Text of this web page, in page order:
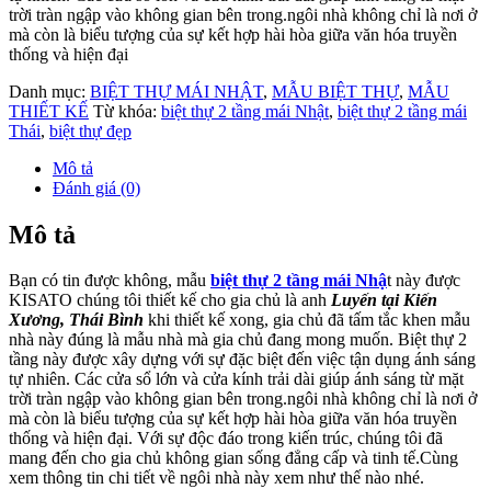
trời tràn ngập vào không gian bên trong.ngôi nhà không chỉ là nơi ở
mà còn là biểu tượng của sự kết hợp hài hòa giữa văn hóa truyền
thống và hiện đại
Danh mục: BIỆT THỰ MÁI NHẬT, MẪU BIỆT THỰ, MẪU
THIẾT KẾ Từ khóa: biệt thự 2 tầng mái Nhật, biệt thự 2 tầng mái
Thái, biệt thự đẹp
Mô tả
Đánh giá (0)
Mô tả
Bạn có tin được không, mẫu biệt thự 2 tầng mái Nhật này được
KISATO chúng tôi thiết kế cho gia chủ là anh Luyến tại Kiến
Xương, Thái Bình khi thiết kế xong, gia chủ đã tấm tắc khen mẫu
nhà này đúng là mẫu nhà mà gia chủ đang mong muốn. Biệt thự 2
tầng này được xây dựng với sự đặc biệt đến việc tận dụng ánh sáng
tự nhiên. Các cửa sổ lớn và cửa kính trải dài giúp ánh sáng từ mặt
trời tràn ngập vào không gian bên trong.ngôi nhà không chỉ là nơi ở
mà còn là biểu tượng của sự kết hợp hài hòa giữa văn hóa truyền
thống và hiện đại. Với sự độc đáo trong kiến trúc, chúng tôi đã
mang đến cho gia chủ không gian sống đẳng cấp và tinh tế.Cùng
xem thông tin chi tiết về ngôi nhà này xem như thế nào nhé.